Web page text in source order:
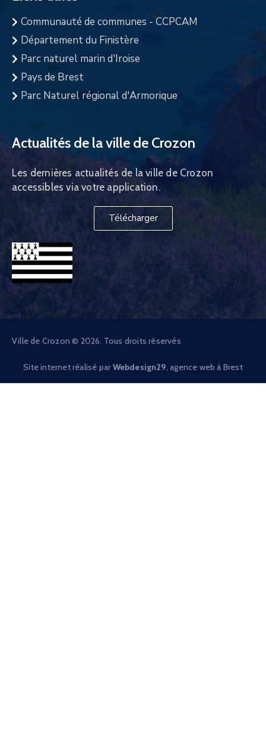
Communauté de communes - CCPCAM
Département du Finistère
Parc naturel marin d'Iroise
Pays de Brest
Parc Naturel régional d'Armorique
Actualités de la ville de Crozon
Les dernières actualités de la ville de Crozon
accessibles via votre application.
Télécharger
Ville de Crozon © 2026. Tous droits réservés
Site internet réalisé par Webdesign29 , agence web à Brest